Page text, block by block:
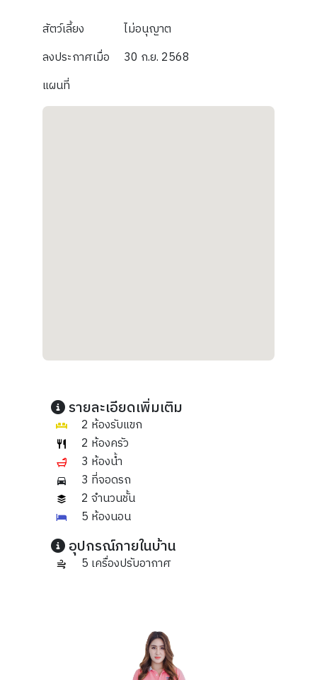
สัตว์เลี้ยง
ไม่อนุญาต
ลงประกาศเมื่อ
30 ก.ย. 2568
แผนที่
รายละเอียดเพิ่มเติม
2 ห้องรับแขก
2 ห้องครัว
3 ห้องน้ำ
3 ที่จอดรถ
2 จำนวนชั้น
5 ห้องนอน
อุปกรณ์ภายในบ้าน
5 เครื่องปรับอากาศ